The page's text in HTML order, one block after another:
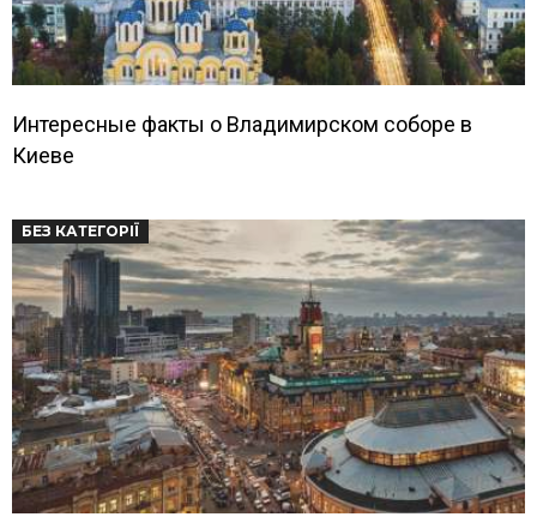
Интересные факты о Владимирском соборе в
Киеве
БЕЗ КАТЕГОРІЇ